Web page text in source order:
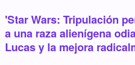
'Star Wars: Tripulación
a una raza alienígena
Lucas y la mejora